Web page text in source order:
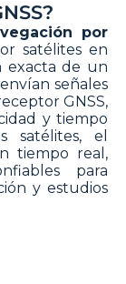
por
satélites en
exacta de un
señales
GNSS,
y tiempo
satélites, el
tiempo real,
para
y estudios